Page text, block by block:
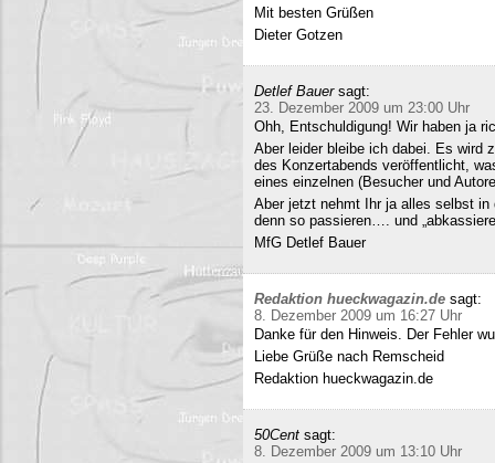
Mit besten Grüßen
Dieter Gotzen
Detlef Bauer sagt:
23. Dezember 2009 um 23:00 Uhr
Ohh, Entschuldigung! Wir haben ja
Aber leider bleibe ich dabei. Es wird
des Konzertabends veröffentlicht,
eines einzelnen (Besucher und
Aber jetzt nehmt Ihr ja alles selbst
denn so passieren…. und
MfG Detlef Bauer
Redaktion hueckwagazin.de sagt:
8. Dezember 2009 um 16:27 Uhr
Danke für den Hinweis. Der Fehler
Liebe Grüße nach Remscheid
Redaktion hueckwagazin.de
50Cent sagt:
8. Dezember 2009 um 13:10 Uhr